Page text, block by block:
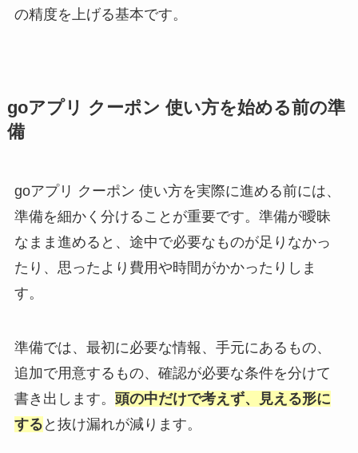
の精度を上げる基本です。
goアプリ クーポン 使い方を始める前の準
備
goアプリ クーポン 使い方を実際に進める前には、
準備を細かく分けることが重要です。準備が曖昧
なまま進めると、途中で必要なものが足りなかっ
たり、思ったより費用や時間がかかったりしま
す。
準備では、最初に必要な情報、手元にあるもの、
追加で用意するもの、確認が必要な条件を分けて
書き出します。 頭の中だけで考えず、見える形に
する と抜け漏れが減ります。